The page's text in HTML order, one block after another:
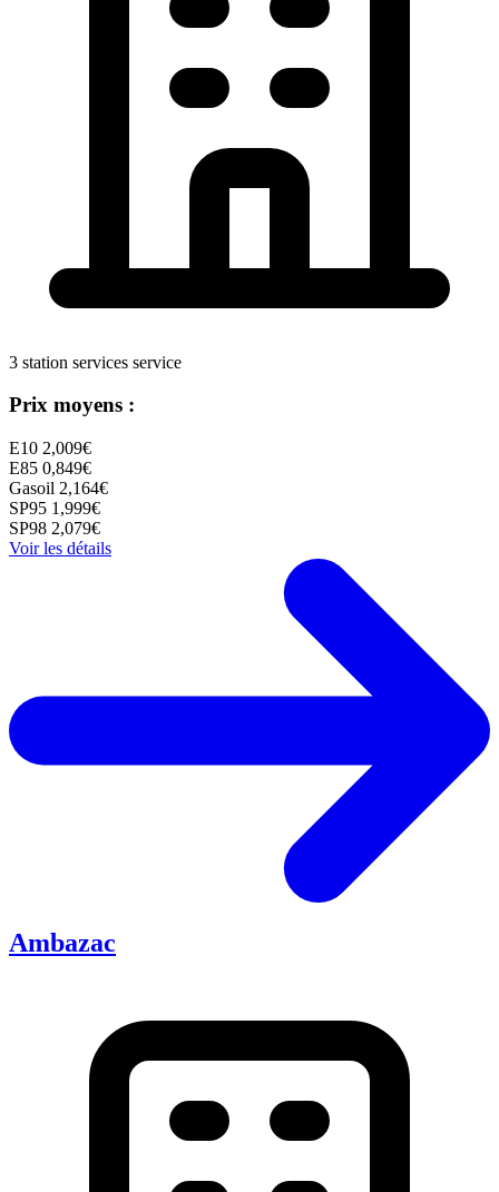
3 station services service
Prix moyens :
E10 2,009€
E85 0,849€
Gasoil 2,164€
SP95 1,999€
SP98 2,079€
Voir les détails
Ambazac